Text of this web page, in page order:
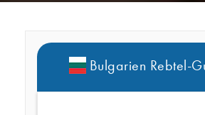
Bulgarien Rebtel-